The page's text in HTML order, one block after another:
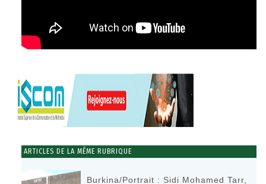
ARTICLES DE LA MÊME RUBRIQUE
Burkina/Portrait : Sidi Mohamed Tarr,